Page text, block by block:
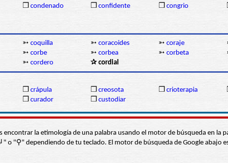
❒ condenado ❒ confidente ❒ congrio
➳ coquilla ➳ coracoides ➳ coraje
➳ corbe ➳ corbea ➳ corbeta
➳ cordero ✰ cordial
❒ crápula ❒ creosota ❒ crioterapia
❒ curador ❒ custodiar
la etimología de una palabra usando el motor de búsqueda en la
o "⚲" dependiendo de tu teclado. El motor de búsqueda de Google abajo